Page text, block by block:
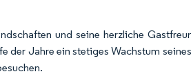
und seine herzliche
der Jahre ein stetiges Wachstum